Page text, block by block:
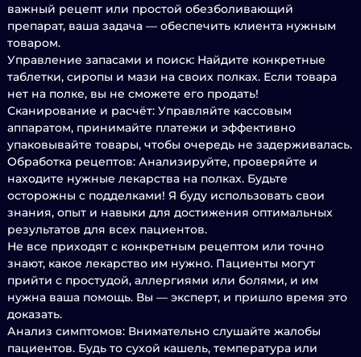
важный рецепт или простой обезболивающий
препарат, ваша задача — обеспечить клиента нужным
товаром.
Управление запасами и поиск: Найдите конкретные
таблетки, сиропы и мази на своих полках. Если товара
нет на полке, вы не сможете его продать!
Сканирование и расчёт: Управляйте кассовым
аппаратом, принимайте платежи и эффективно
упаковывайте товары, чтобы очередь не задерживалась.
Обработка рецептов: Анализируйте, проверяйте и
находите нужные лекарства на полках. Будьте
осторожны с подделками! Я буду использовать свои
знания, опыт и навыки для достижения оптимальных
результатов для всех пациентов.
Не все приходят с конкретным рецептом или точно
знают, какое лекарство им нужно. Пациенты могут
прийти с простудой, аллергиями или болями, и им
нужна ваша помощь. Вы — эксперт, и пришло время это
доказать.
Анализ симптомов: Внимательно слушайте жалобы
пациентов. Будь то сухой кашель, температура или